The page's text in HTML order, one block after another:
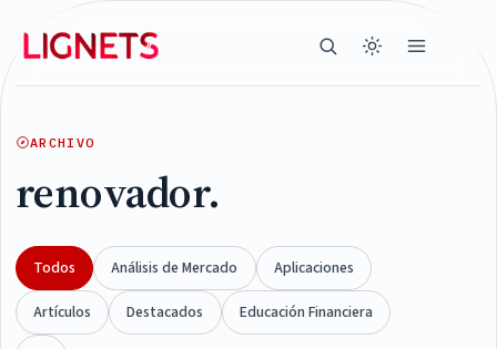
ARCHIVO
renovador.
Todos Análisis de Mercado
Aplicaciones
Artículos
Destacados
Educación Financiera